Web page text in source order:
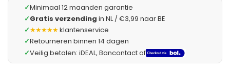
✓Minimaal 12 maanden garantie
✓Gratis verzending in NL / €3,99 naar BE
✓★★★★★klantenservice
✓Retourneren binnen 14 dagen
✓Veilig betalen: iDEAL, Bancontact of